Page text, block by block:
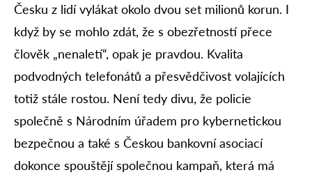
Česku z lidí vylákat okolo dvou set milionů korun. I
když by se mohlo zdát, že s obezřetností přece
člověk „nenaletí“, opak je pravdou. Kvalita
podvodných telefonátů a přesvědčivost volajících
totiž stále rostou. Není tedy divu, že policie
společně s Národním úřadem pro kybernetickou
bezpečnou a také s Českou bankovní asociací
dokonce spouštějí společnou kampaň, která má